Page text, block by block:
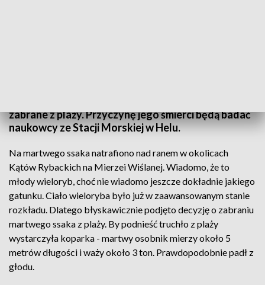
zabrane z plaży. Przyczynę jego śmierci będą badać
naukowcy ze Stacji Morskiej w Helu.
Na martwego ssaka natrafiono nad ranem w okolicach
Kątów Rybackich na Mierzei Wiślanej. Wiadomo, że to
młody wieloryb, choć nie wiadomo jeszcze dokładnie jakiego
gatunku. Ciało wieloryba było już w zaawansowanym stanie
rozkładu. Dlatego błyskawicznie podjęto decyzję o zabraniu
martwego ssaka z plaży. By podnieść truchło z plaży
wystarczyła koparka - martwy osobnik mierzy około 5
metrów długości i waży około 3 ton. Prawdopodobnie padł z
głodu.